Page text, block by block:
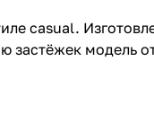
casual.
модель